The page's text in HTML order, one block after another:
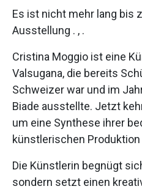
Es ist nicht mehr lang bis
Ausstellung . , .
Cristina Moggio ist eine
Valsugana, die bereits
Schweizer war und im
Biade ausstellte. Jetzt
um eine Synthese ihrer
künstlerischen
Die Künstlerin begnügt
sondern setzt einen